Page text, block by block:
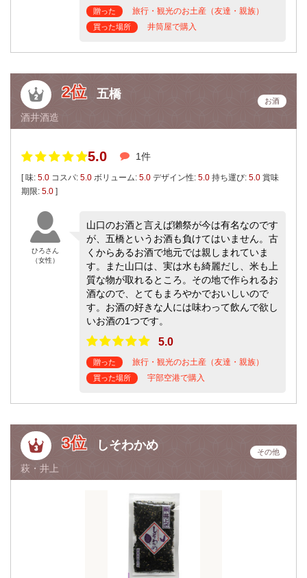
贈った 旅行・観光のお土産（友達・親族）
買った場所 井筒屋で購入
2位 五橋
酒井酒造
お酒
5.0 1件
[ 味: 5.0 コスパ: 5.0 ボリューム: 5.0 デザイン性: 5.0 持ち運び: 5.0 賞味
期限: 5.0 ]
ひろさん
（女性）
山口のお酒と言えば獺祭が今は有名なのです
が、五橋というお酒も負けてはいません。古
くからあるお酒で地元では親しまれていま
す。また山口は、実は水も綺麗だし、米も上
質な物が取れるところ。その地で作られるお
酒なので、とてもまろやかでおいしいので
す。お酒の好きな人には味わって飲んで欲し
いお酒の1つです。
5.0
贈った 旅行・観光のお土産（友達・親族）
買った場所 宇部空港で購入
3位 しそわかめ
萩・井上
その他